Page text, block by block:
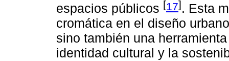
espacios públicos [17]. Esta
cromática en el diseño
sino también una
identidad cultural y la